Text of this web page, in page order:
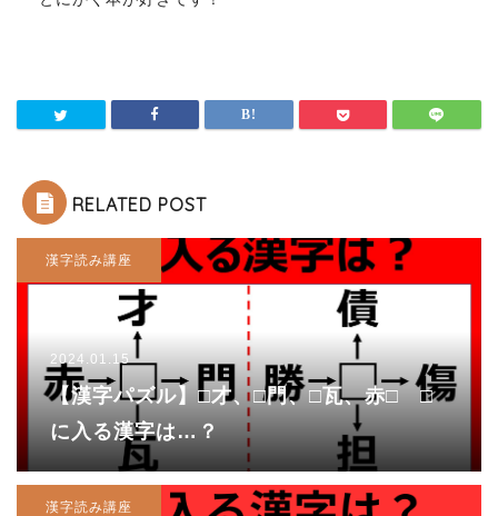
RELATED POST
漢字読み講座
2024.01.15
【漢字パズル】□才、□門、□瓦、赤□ □
に入る漢字は…？
漢字読み講座